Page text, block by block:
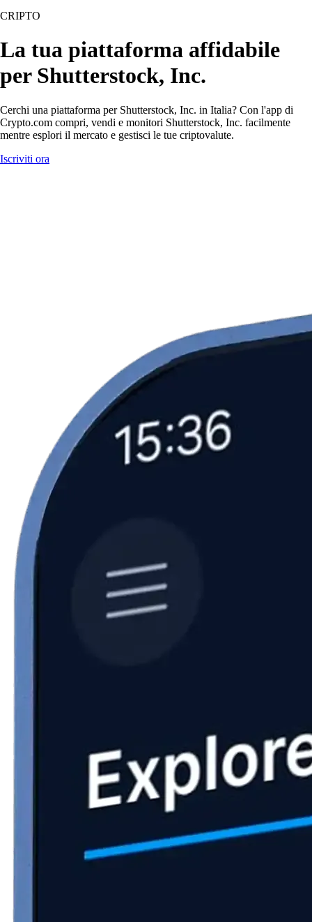
CRIPTO
La tua piattaforma affidabile
per Shutterstock, Inc.
Cerchi una piattaforma per Shutterstock, Inc. in Italia? Con l'app di
Crypto.com compri, vendi e monitori Shutterstock, Inc. facilmente
mentre esplori il mercato e gestisci le tue criptovalute.
Iscriviti ora